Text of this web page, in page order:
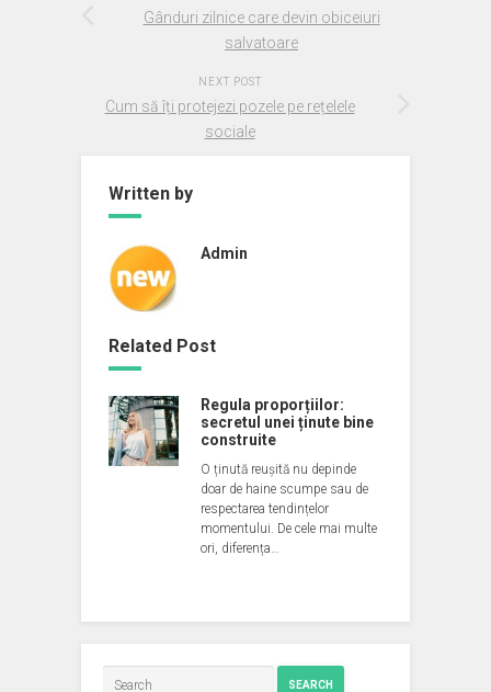
Gânduri zilnice care devin obiceiuri
salvatoare
NEXT POST
Cum să îți protejezi pozele pe rețelele
sociale
Written by
Admin
Related Post
Regula proporțiilor:
secretul unei ținute bine
construite
O ținută reușită nu depinde
doar de haine scumpe sau de
respectarea tendințelor
momentului. De cele mai multe
ori, diferența…
SEARCH